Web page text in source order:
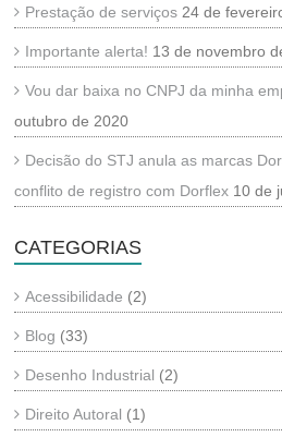
Prestação de serviços 24 de
Importante alerta! 13 de novembro
Vou dar baixa no CNPJ da minha
outubro de 2020
Decisão do STJ anula as marcas
conflito de registro com Dorflex 10 de
CATEGORIAS
Acessibilidade (2)
Blog (33)
Desenho Industrial (2)
Direito Autoral (1)